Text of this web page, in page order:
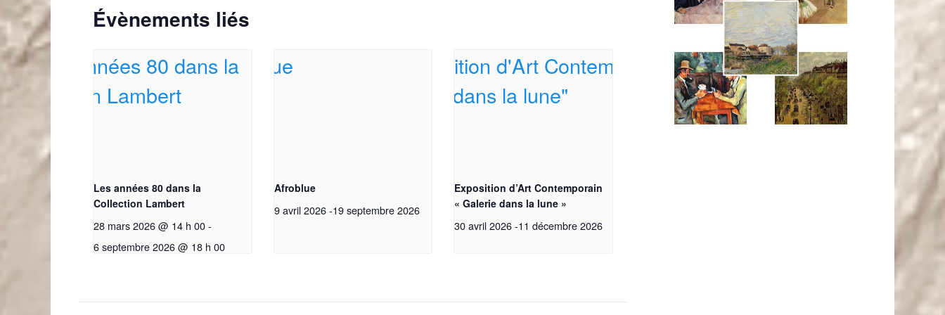
Évènements liés
Les années 80 dans la
Collection Lambert
28 mars 2026 @ 14 h 00-
6 septembre 2026 @ 18 h 00
Afroblue
9 avril 2026 -19 septembre 2026
Exposition d’Art Contemporain
« Galerie dans la lune »
30 avril 2026-11 décembre 2026